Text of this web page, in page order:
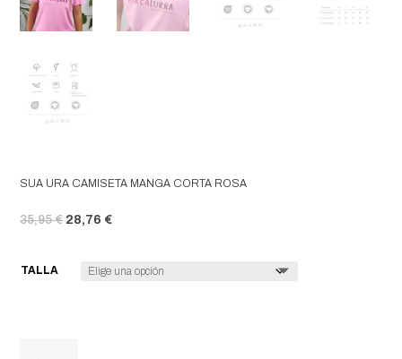
SUA URA CAMISETA MANGA CORTA ROSA
35,95€ 28,76 €
TALLA